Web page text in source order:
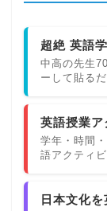
超絶 英語
中高の先生
ーして貼る
英語授業
学年・時間
語アクティ
日本文化